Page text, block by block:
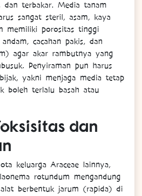
dan terbakar. Media tanam
sangat steril, asam, kaya
memiliki porositas tinggi
cacahan pakis, dan
agar akar rambutnya yang
Penyiraman pun harus
yakni menjaga media tetap
boleh terlalu basah atau
dan
keluarga Araceae lainnya,
rotundum mengandung
berbentuk jarum (rapida) di